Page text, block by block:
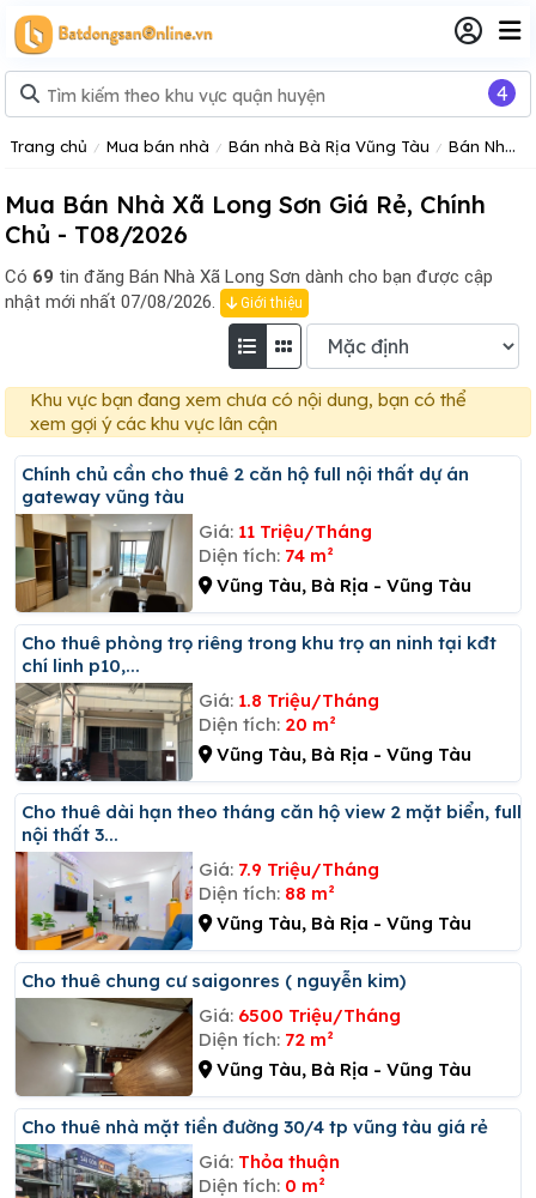
Trang chủ Mua bán nhà Bán nhà Bà Rịa Vũng Tàu Bán Nhà Vũng Tàu
Mua Bán Nhà Xã Long Sơn Giá Rẻ, Chính
Chủ - T08/2026
Có 69 tin đăng Bán Nhà Xã Long Sơn dành cho bạn được cập
nhật mới nhất 07/08/2026.
Giới thiệu
Khu vực bạn đang xem chưa có nội dung, bạn có thể
xem gợi ý các khu vực lân cận
Chính chủ cần cho thuê 2 căn hộ full nội thất dự án
gateway vũng tàu
Giá: 11 Triệu/Tháng
Diện tích: 74 m²
Vũng Tàu, Bà Rịa - Vũng Tàu
Cho thuê phòng trọ riêng trong khu trọ an ninh tại kđt
chí linh p10,...
Giá: 1.8 Triệu/Tháng
Diện tích: 20 m²
Vũng Tàu, Bà Rịa - Vũng Tàu
Cho thuê dài hạn theo tháng căn hộ view 2 mặt biển, full
nội thất 3...
Giá: 7.9 Triệu/Tháng
Diện tích: 88 m²
Vũng Tàu, Bà Rịa - Vũng Tàu
Cho thuê chung cư saigonres ( nguyễn kim)
Giá: 6500 Triệu/Tháng
Diện tích: 72 m²
Vũng Tàu, Bà Rịa - Vũng Tàu
Cho thuê nhà mặt tiền đường 30/4 tp vũng tàu giá rẻ
Giá: Thỏa thuận
Diện tích: 0 m²
4